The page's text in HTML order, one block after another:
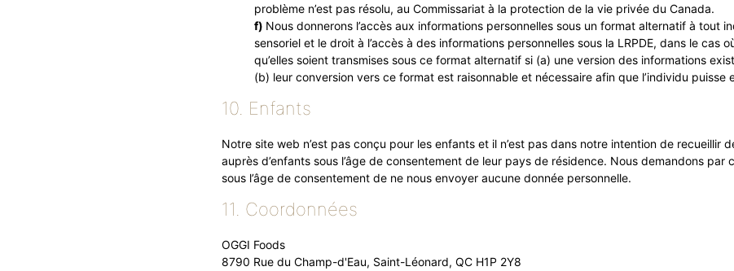
problème n’est pas résolu, au Commissariat à la protection de la vie privée du Canada.
Nous donnerons l’accès aux informations personnelles sous un format alternatif à tout
sensoriel et le droit à l’accès à des informations personnelles sous la LRPDE, dans le cas
qu’elles soient transmises sous ce format alternatif si (a) une version des informations
(b) leur conversion vers ce format est raisonnable et nécessaire afin que l’individu puisse
10. Enfants
Notre site web n’est pas conçu pour les enfants et il n’est pas dans notre intention de recueillir
auprès d’enfants sous l’âge de consentement de leur pays de résidence. Nous demandons par
sous l’âge de consentement de ne nous envoyer aucune donnée personnelle.
11. Coordonnées
OGGI Foods
8790 Rue du Champ-d'Eau, Saint-Léonard, QC H1P 2Y8